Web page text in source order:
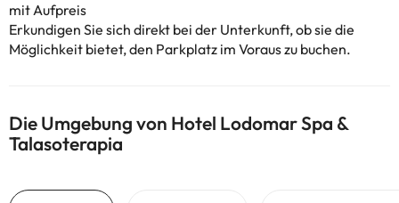
mit Aufpreis
Erkundigen Sie sich direkt bei der Unterkunft, ob sie die
Möglichkeit bietet, den Parkplatz im Voraus zu buchen.
Die Umgebung von Hotel Lodomar Spa &
Talasoterapia